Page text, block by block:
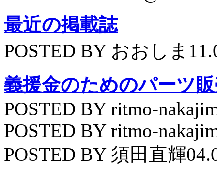
最近の掲載誌
POSTED BY おおしま
義援金のためのパーツ
POSTED BY ritmo-
POSTED BY ritmo-
POSTED BY 須田直輝